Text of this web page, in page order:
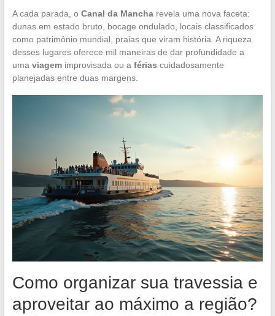
A cada parada, o Canal da Mancharevela uma nova faceta:
dunas em estado bruto, bocage ondulado, locais classificados
como patrimônio mundial, praias que viram história. A riqueza
desses lugares oferece mil maneiras de dar profundidade a
uma viagemimprovisada ou a férias cuidadosamente
planejadas entre duas margens.
Como organizar sua travessia e
aproveitar ao máximo a região?